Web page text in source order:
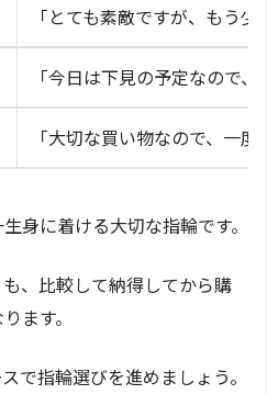
「とても素敵ですが、もう
「今日は下見の予定なので
「大切な買い物なので、一
身に着ける大切な指輪です。
、比較して納得してから購
ます。
で指輪選びを進めましょう。